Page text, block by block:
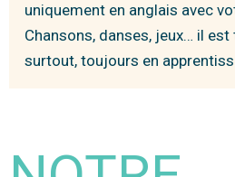
uniquement en anglais avec
Chansons, danses, jeux… il
surtout, toujours en